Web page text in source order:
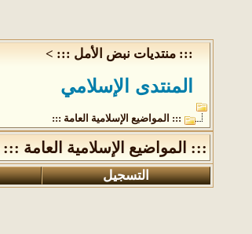
::: منتديات نبض الأمل ::: >
المنتدى الإسلامي
::: المواضيع الإسلامية العامة :::
::: المواضيع الإسلامية العامة :::
التسجيل